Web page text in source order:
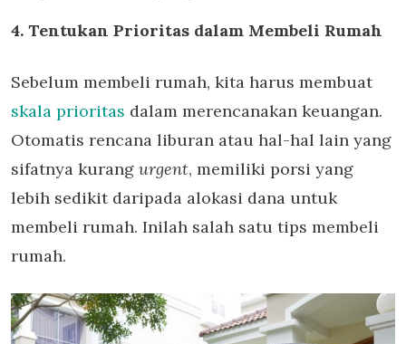
4. Tentukan Prioritas dalam Membeli Rumah
Sebelum membeli rumah, kita harus membuat
skala prioritas dalam merencanakan keuangan.
Otomatis rencana liburan atau hal-hal lain yang
sifatnya kurang urgent, memiliki porsi yang
lebih sedikit daripada alokasi dana untuk
membeli rumah. Inilah salah satu tips membeli
rumah.